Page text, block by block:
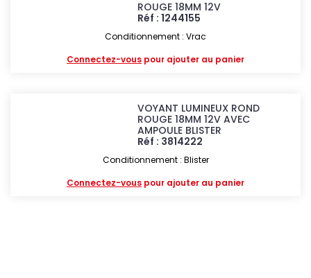
ROUGE 18MM 12V
Réf : 1244155
Conditionnement : Vrac
Connectez-vous pour ajouter au panier
VOYANT LUMINEUX ROND
ROUGE 18MM 12V AVEC
AMPOULE BLISTER
Réf : 3814222
Conditionnement : Blister
Connectez-vous pour ajouter au panier